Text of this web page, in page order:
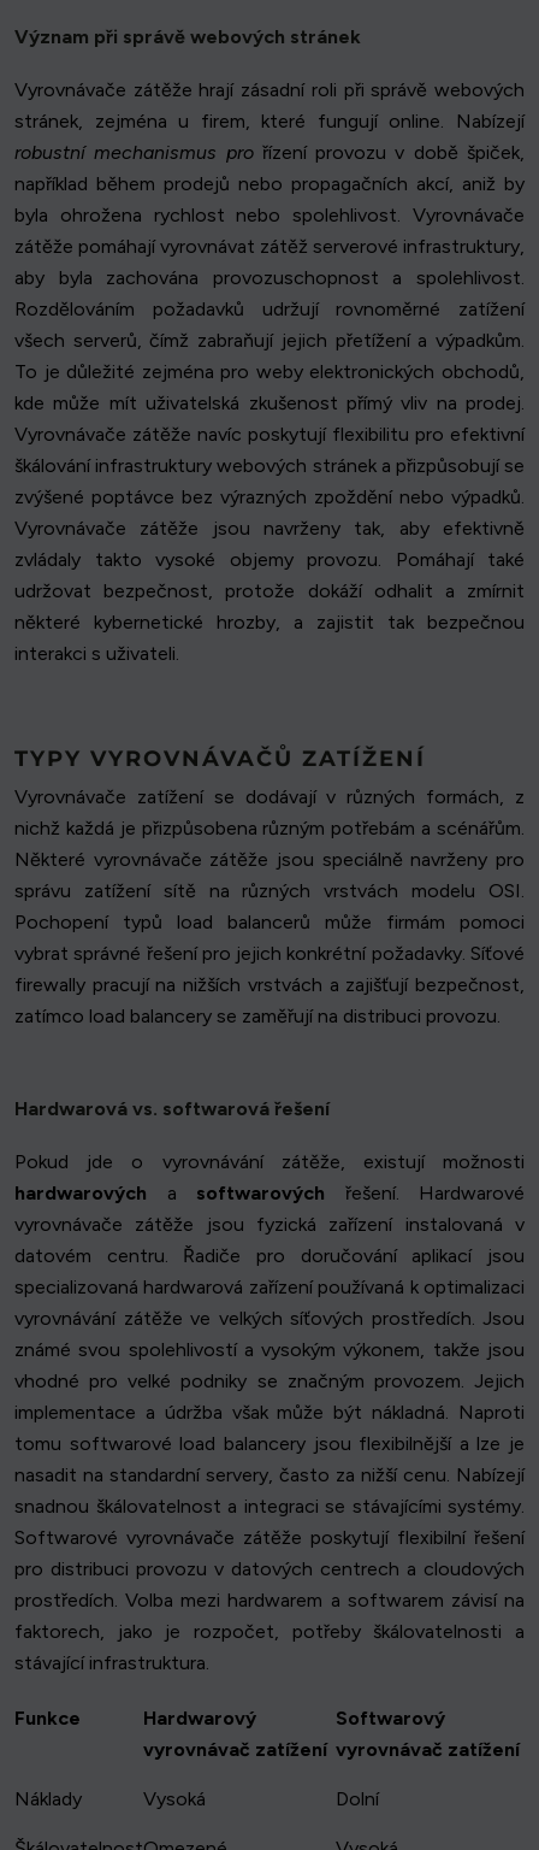
Význam při správě webových stránek
Vyrovnávače zátěže hrají zásadní roli při správě webových
stránek, zejména u firem, které fungují online. Nabízejí
robustní mechanismus prořízení provozu v době špiček,
například během prodejů nebo propagačních akcí, aniž by
byla ohrožena rychlost nebo spolehlivost. Vyrovnávače
zátěže pomáhají vyrovnávat zátěž serverové infrastruktury,
aby byla zachována provozuschopnost a spolehlivost.
Rozdělováním požadavků udržují rovnoměrné zatížení
všech serverů, čímž zabraňují jejich přetížení a výpadkům.
To je důležité zejména pro weby elektronických obchodů,
kde může mít uživatelská zkušenost přímý vliv na prodej.
Vyrovnávače zátěže navíc poskytují flexibilitu pro efektivní
škálování infrastruktury webových stránek a přizpůsobují se
zvýšené poptávce bez výrazných zpoždění nebo výpadků.
Vyrovnávače zátěže jsou navrženy tak, aby efektivně
zvládaly takto vysoké objemy provozu. Pomáhají také
udržovat bezpečnost, protože dokáží odhalit a zmírnit
některé kybernetické hrozby, a zajistit tak bezpečnou
interakci s uživateli.
TYPY VYROVNÁVAČŮ ZATÍŽENÍ
Vyrovnávače zatížení se dodávají v různých formách, z
nichž každá je přizpůsobena různým potřebám a scénářům.
Některé vyrovnávače zátěže jsou speciálně navrženy pro
správu zatížení sítě na různých vrstvách modelu OSI.
Pochopení typů load balancerů může firmám pomoci
vybrat správné řešení pro jejich konkrétní požadavky. Síťové
firewally pracují na nižších vrstvách a zajišťují bezpečnost,
zatímco load balancery se zaměřují na distribuci provozu.
Hardwarová vs. softwarová řešení
Pokud jde o vyrovnávání zátěže, existují možnosti
hardwarových a softwarových řešení. Hardwarové
vyrovnávače zátěže jsou fyzická zařízení instalovaná v
datovém centru. Řadiče pro doručování aplikací jsou
specializovaná hardwarová zařízení používaná k optimalizaci
vyrovnávání zátěže ve velkých síťových prostředích. Jsou
známé svou spolehlivostí a vysokým výkonem, takže jsou
vhodné pro velké podniky se značným provozem. Jejich
implementace a údržba však může být nákladná. Naproti
tomu softwarové load balancery jsou flexibilnější a lze je
nasadit na standardní servery, často za nižší cenu. Nabízejí
snadnou škálovatelnost a integraci se stávajícími systémy.
Softwarové vyrovnávače zátěže poskytují flexibilní řešení
pro distribuci provozu v datových centrech a cloudových
prostředích. Volba mezi hardwarem a softwarem závisí na
faktorech, jako je rozpočet, potřeby škálovatelnosti a
stávající infrastruktura.
Funkce
Hardwarový
vyrovnávač zatížení
Softwarový
vyrovnávač zatížení
Náklady Vysoká Dolní